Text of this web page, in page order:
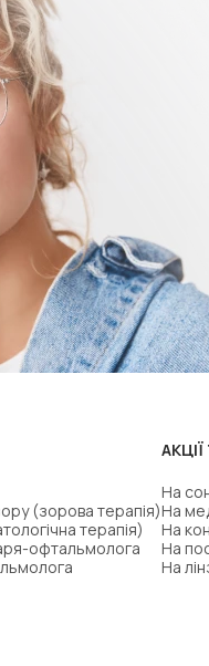
(зорова терапія)
терапія)
офтальмолога
На
На
На
На
На